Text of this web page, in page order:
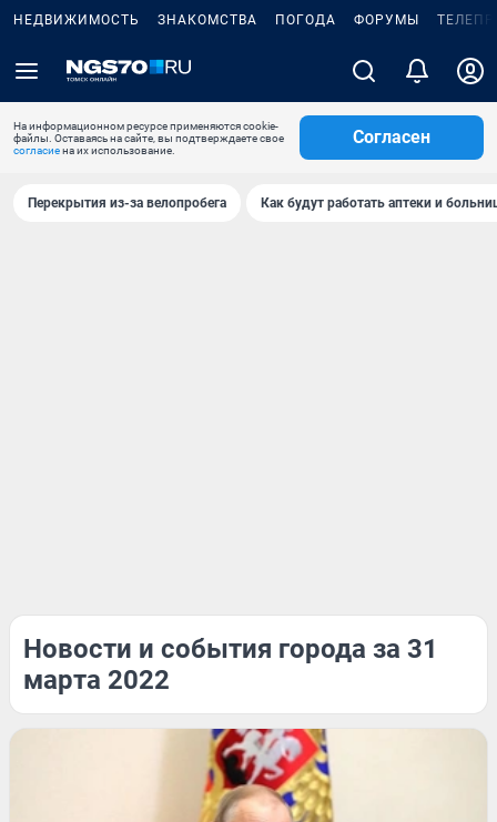
НЕДВИЖИМОСТЬ ЗНАКОМСТВА ПОГОДА ФОРУМЫ
На информационном ресурсе применяются cookie-
файлы. Оставаясь на сайте, вы подтверждаете свое
согласиена их использование.
Согласен
Перекрытия из-за велопробега Как будут работать аптеки и
Новости и события города за 31
марта 2022